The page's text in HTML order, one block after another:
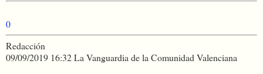
0
Redacción
09/09/2019 16:32 La Vanguardia de la Comunidad Valenciana